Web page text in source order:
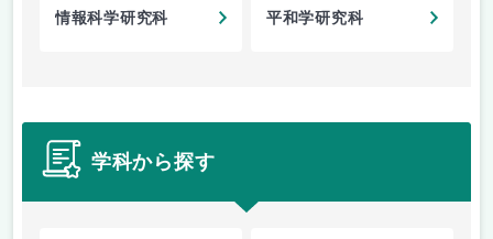
情報科学研究科 平和学研究科
学科から探す